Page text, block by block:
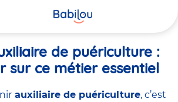
de puériculture :
sur ce métier essentiel
auxiliaire de puériculture, c’est